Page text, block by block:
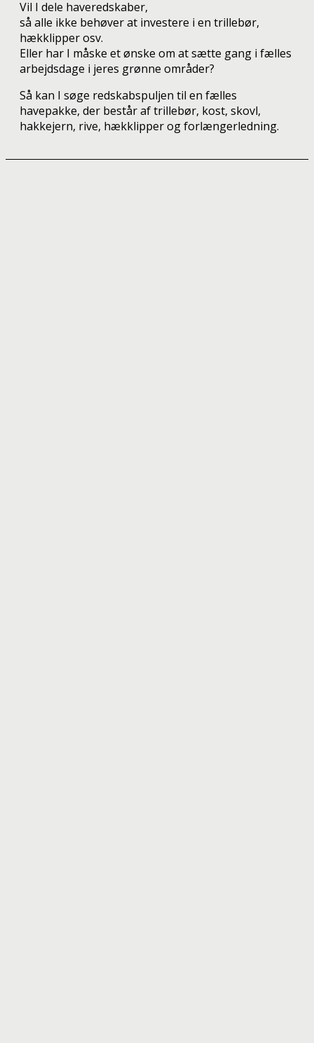
Vil I dele haveredskaber,
så alle ikke behøver at investere i en trillebør,
hækklipper osv.
Eller har I måske et ønske om at sætte gang i fælles
arbejdsdage i jeres grønne områder?
Så kan I søge redskabspuljen til en fælles
havepakke, der består af trillebør, kost, skovl,
hakkejern, rive, hækklipper og forlængerledning.